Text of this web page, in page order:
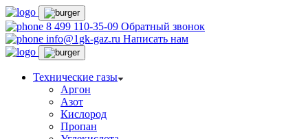
8 499 110-35-09 Обратный звонок
info@1gk-gaz.ru Написать нам
Технические газы
Аргон
Азот
Кислород
Пропан